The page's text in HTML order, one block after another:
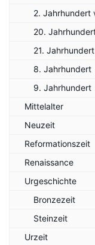
2. Jahrhundert
20.
21. Jahrhundert
8. Jahrhundert
9. Jahrhundert
Mittelalter
Neuzeit
Reformationszeit
Renaissance
Urgeschichte
Bronzezeit
Steinzeit
Urzeit